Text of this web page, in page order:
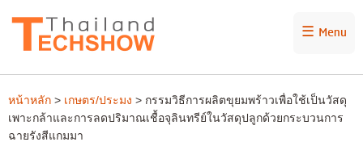
☰ Menu
หน้าหลัก > เกษตร/ประมง > กรรมวิธีการผลิตขุยมพร้าวเพื่อใช้เป็นวัสดุ
เพาะกล้าและการลดปริมาณเชื้อจุลินทรีย์ในวัสดุปลูกด้วยกระบวนการ
ฉายรังสีแกมมา